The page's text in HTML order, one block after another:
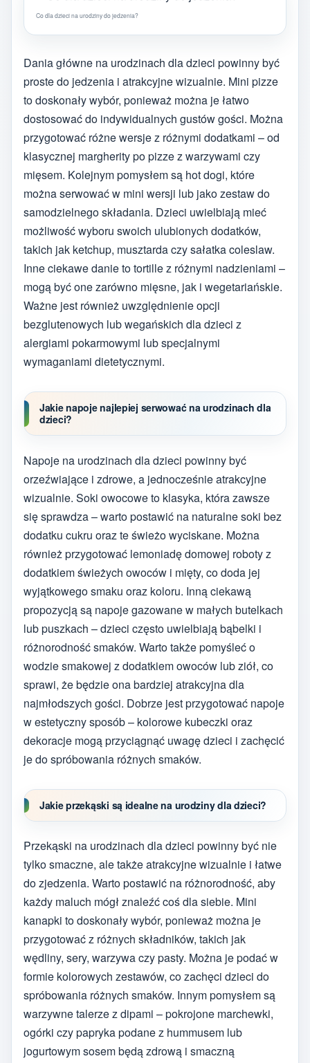
Co dla dzieci na urodziny do jedzenia?
Dania główne na urodzinach dla dzieci powinny być
proste do jedzenia i atrakcyjne wizualnie. Mini pizze
to doskonały wybór, ponieważ można je łatwo
dostosować do indywidualnych gustów gości. Można
przygotować różne wersje z różnymi dodatkami – od
klasycznej margherity po pizze z warzywami czy
mięsem. Kolejnym pomysłem są hot dogi, które
można serwować w mini wersji lub jako zestaw do
samodzielnego składania. Dzieci uwielbiają mieć
możliwość wyboru swoich ulubionych dodatków,
takich jak ketchup, musztarda czy sałatka coleslaw.
Inne ciekawe danie to tortille z różnymi nadzieniami –
mogą być one zarówno mięsne, jak i wegetariańskie.
Ważne jest również uwzględnienie opcji
bezglutenowych lub wegańskich dla dzieci z
alergiami pokarmowymi lub specjalnymi
wymaganiami dietetycznymi.
Jakie napoje najlepiej serwować na urodzinach dla
dzieci?
Napoje na urodzinach dla dzieci powinny być
orzeźwiające i zdrowe, a jednocześnie atrakcyjne
wizualnie. Soki owocowe to klasyka, która zawsze
się sprawdza – warto postawić na naturalne soki bez
dodatku cukru oraz te świeżo wyciskane. Można
również przygotować lemoniadę domowej roboty z
dodatkiem świeżych owoców i mięty, co doda jej
wyjątkowego smaku oraz koloru. Inną ciekawą
propozycją są napoje gazowane w małych butelkach
lub puszkach – dzieci często uwielbiają bąbelki i
różnorodność smaków. Warto także pomyśleć o
wodzie smakowej z dodatkiem owoców lub ziół, co
sprawi, że będzie ona bardziej atrakcyjna dla
najmłodszych gości. Dobrze jest przygotować napoje
w estetyczny sposób – kolorowe kubeczki oraz
dekoracje mogą przyciągnąć uwagę dzieci i zachęcić
je do spróbowania różnych smaków.
Jakie przekąski są idealne na urodziny dla dzieci?
Przekąski na urodzinach dla dzieci powinny być nie
tylko smaczne, ale także atrakcyjne wizualnie i łatwe
do zjedzenia. Warto postawić na różnorodność, aby
każdy maluch mógł znaleźć coś dla siebie. Mini
kanapki to doskonały wybór, ponieważ można je
przygotować z różnych składników, takich jak
wędliny, sery, warzywa czy pasty. Można je podać w
formie kolorowych zestawów, co zachęci dzieci do
spróbowania różnych smaków. Innym pomysłem są
warzywne talerze z dipami – pokrojone marchewki,
ogórki czy papryka podane z hummusem lub
jogurtowym sosem będą zdrową i smaczną